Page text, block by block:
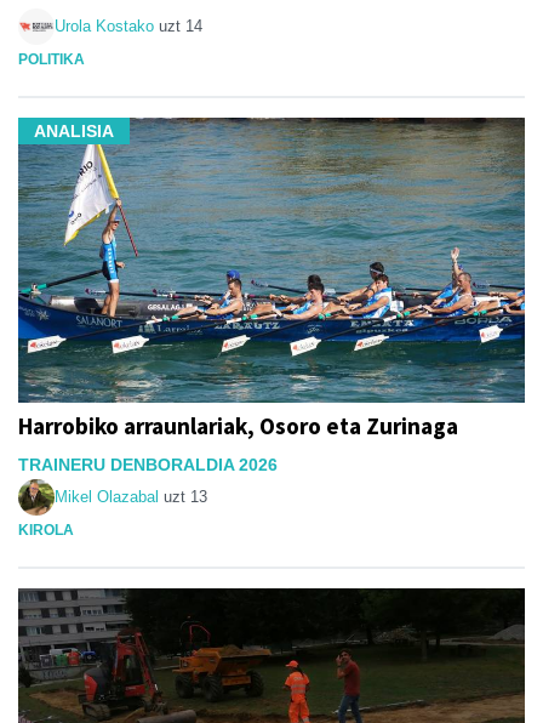
Urola Kostako uzt 14
POLITIKA
ANALISIA
Harrobiko arraunlariak, Osoro eta Zurinaga
TRAINERU DENBORALDIA 2026
Mikel Olazabal uzt 13
KIROLA